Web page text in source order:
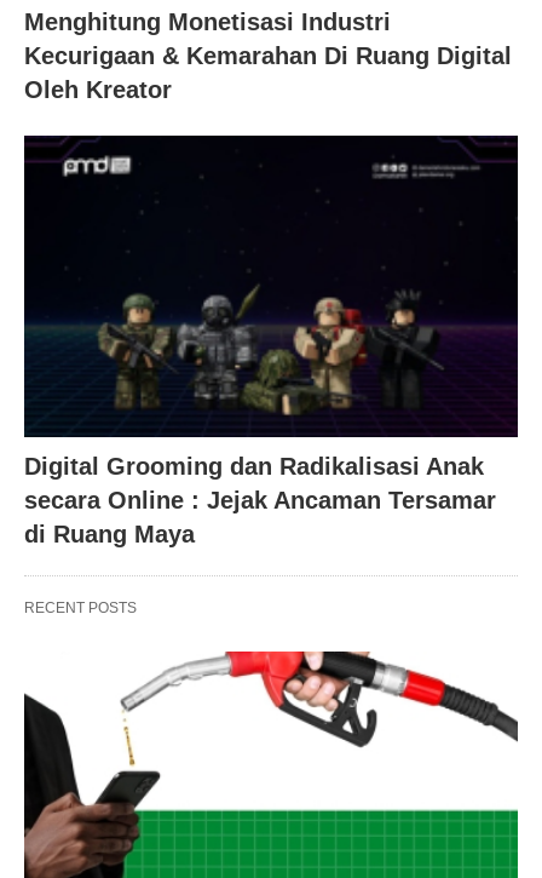
Menghitung Monetisasi Industri
Kecurigaan & Kemarahan Di Ruang Digital
Oleh Kreator
Digital Grooming dan Radikalisasi Anak
secara Online : Jejak Ancaman Tersamar
di Ruang Maya
RECENT POSTS